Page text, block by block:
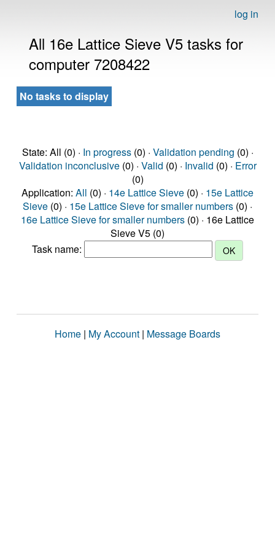
log in
All 16e Lattice Sieve V5 tasks for
computer 7208422
No tasks to display
State: All (0) · In progress(0) · Validation pending (0) ·
Validation inconclusive(0) · Valid (0) · Invalid (0) · Error
(0)
Application: All (0) · 14e Lattice Sieve (0) · 15e Lattice
Sieve (0) · 15e Lattice Sieve for smaller numbers (0) ·
16e Lattice Sieve for smaller numbers (0) · 16e Lattice
Sieve V5 (0)
Task name:
Home | My Account | Message Boards